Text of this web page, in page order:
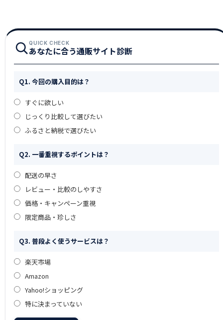
QUICK CHECK
あなたに合う通販サイト診断
Q1. 今回の購入目的は？
すぐに欲しい
じっくり比較して選びたい
ふるさと納税で選びたい
Q2. 一番重視するポイントは？
配送の早さ
レビュー・比較のしやすさ
価格・キャンペーン重視
限定商品・珍しさ
Q3. 普段よく使うサービスは？
楽天市場
Amazon
Yahoo!ショッピング
特に決まっていない